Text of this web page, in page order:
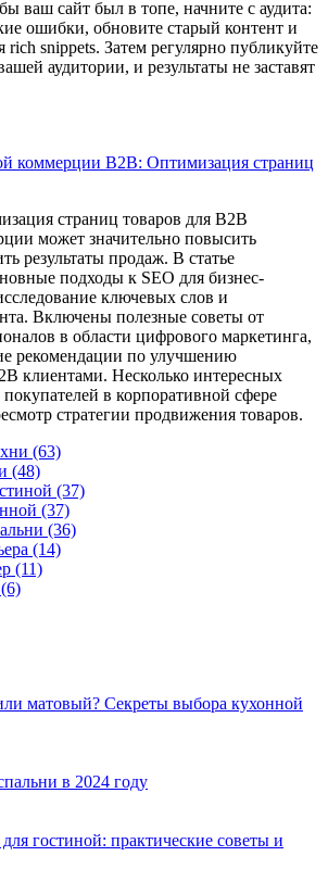
ваш сайт был в топе, начните с аудита:
ошибки, обновите старый контент и
rich snippets. Затем регулярно публикуйте
аудитории, и результаты не заставят
коммерции B2B: Оптимизация страниц
страниц товаров для B2B
может значительно повысить
результаты продаж. В статье
подходы к SEO для бизнес-
ключевых слов и
Включены полезные советы от
в области цифрового маркетинга,
рекомендации по улучшению
клиентами. Несколько интересных
в корпоративной сфере
стратегии продвижения товаров.
(63)
(48)
(37)
(37)
(36)
(14)
(11)
(6)
матовый? Секреты выбора кухонной
в 2024 году
гостиной: практические советы и